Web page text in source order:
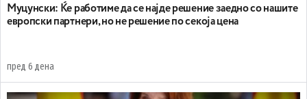
Муцунски: Ќе работиме да се најде решение заедно со нашите
европски партнери, но не решение по секоја цена
пред 6 дена